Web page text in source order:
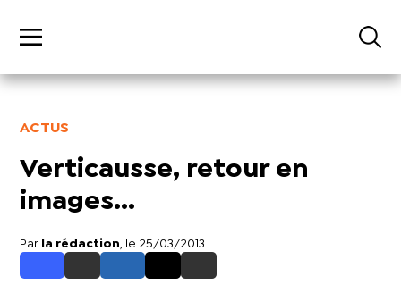
ACTUS
Verticausse, retour en
images...
Par la rédaction , le 25/03/2013